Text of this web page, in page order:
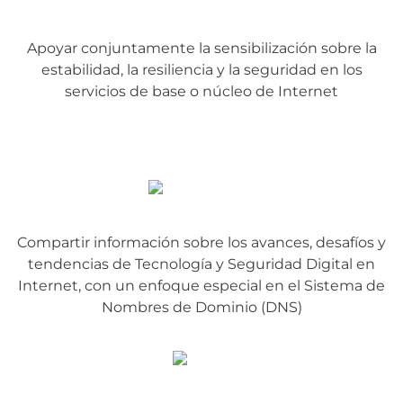
Apoyar conjuntamente la sensibilización sobre la
estabilidad, la resiliencia y la seguridad en los
servicios de base o núcleo de Internet
Compartir información sobre los avances, desafíos y
tendencias de Tecnología y Seguridad Digital en
Internet, con un enfoque especial en el Sistema de
Nombres de Dominio (DNS)